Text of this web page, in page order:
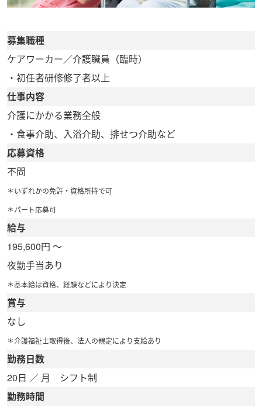
募集職種
ケアワーカー／介護職員（臨時）
・初任者研修修了者以上
仕事内容
介護にかかる業務全般
・食事介助、入浴介助、排せつ介助など
応募資格
不問
＊いずれかの免許・資格所持で可
＊パート応募可
給与
195,600円 ～
夜勤手当あり
＊基本給は資格、経験などにより決定
賞与
なし
＊介護福祉士取得後、法人の規定により支給あり
勤務日数
20日 ／ 月 シフト制
勤務時間